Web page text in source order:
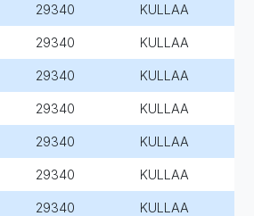
29340 KULLAA
29340 KULLAA
29340 KULLAA
29340 KULLAA
29340 KULLAA
29340 KULLAA
29340 KULLAA